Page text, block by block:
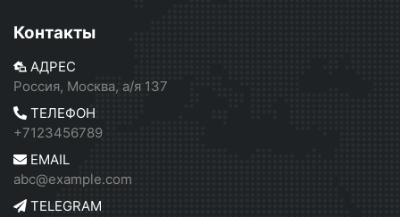
Контакты
АДРЕС
Россия, Москва, а/я 137
ТЕЛЕФОН
+7123456789
EMAIL
abc@example.com
TELEGRAM